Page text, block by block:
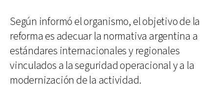
Según informó el organismo, el objetivo de la
reforma es adecuar la normativa argentina a
estándares internacionales y regionales
vinculados a la seguridad operacional y a la
modernización de la actividad.